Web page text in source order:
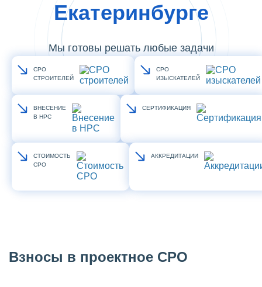
Екатеринбурге
Мы готовы решать любые задачи
СРО
СТРОИТЕЛЕЙ
СРО
ИЗЫСКАТЕЛЕЙ
ВНЕСЕНИЕ
В НРС
СЕРТИФИКАЦИЯ
СТОИМОСТЬ
СРО
АККРЕДИТАЦИИ
Взносы в проектное СРО